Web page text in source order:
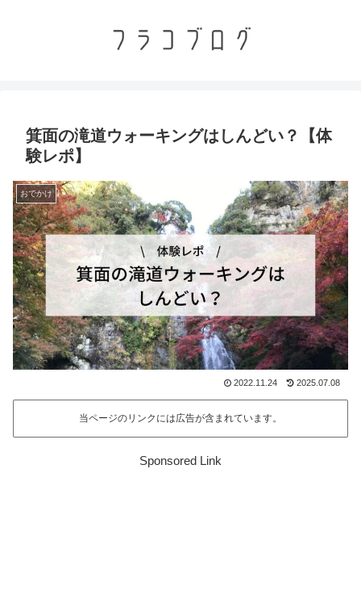
箕面の滝道ウォーキングはしんどい？【体
験レポ】
おでかけ
2022.11.24 2025.07.08
当ページのリンクには広告が含まれています。
Sponsored Link